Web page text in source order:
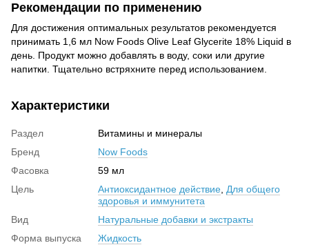
Рекомендации по применению
Для достижения оптимальных результатов рекомендуется
принимать 1,6 мл Now Foods Olive Leaf Glycerite 18% Liquid в
день. Продукт можно добавлять в воду, соки или другие
напитки. Тщательно встряхните перед использованием.
Характеристики
Раздел
Витамины и минералы
Бренд
Now Foods
Фасовка
59 мл
Цель
Антиоксидантное действие Для общего
здоровья и иммунитета
Вид
Натуральные добавки и экстракты
Форма выпуска
Жидкость